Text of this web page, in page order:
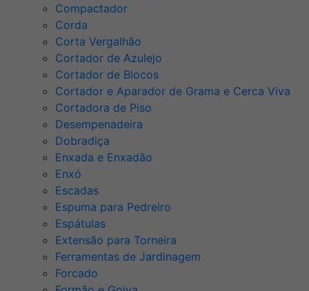
Compactador
Corda
Corta Vergalhão
Cortador de Azulejo
Cortador de Blocos
Cortador e Aparador de Grama e Cerca Viva
Cortadora de Piso
Desempenadeira
Dobradiça
Enxada e Enxadão
Enxó
Escadas
Espuma para Pedreiro
Espátulas
Extensão para Torneira
Ferramentas de Jardinagem
Forcado